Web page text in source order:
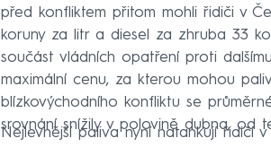
před konfliktem přitom mohli řidiči v
koruny za litr a diesel za zhruba 33
součást vládních opatření proti
maximální cenu, za kterou mohou
blízkovýchodního konfliktu se
srovnání snížily v polovině dubna, od
Nejlevnější paliva nyní natankují řidiči